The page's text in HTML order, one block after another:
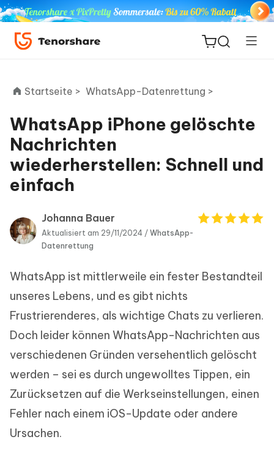
ReiBoot
for iOS
PDNob
Editor
iAnyGo
Startseite > WhatsApp-Datenrettung >
WhatsApp iPhone gelöschte
Nachrichten
wiederherstellen: Schnell und
einfach
Johanna Bauer
Aktualisiert am 29/11/2024 / WhatsApp-
Datenrettung
WhatsApp ist mittlerweile ein fester Bestandteil
unseres Lebens, und es gibt nichts
Frustrierenderes, als wichtige Chats zu verlieren.
Doch leider können WhatsApp-Nachrichten aus
verschiedenen Gründen versehentlich gelöscht
werden – sei es durch ungewolltes Tippen, ein
Zurücksetzen auf die Werkseinstellungen, einen
Fehler nach einem iOS-Update oder andere
Ursachen.